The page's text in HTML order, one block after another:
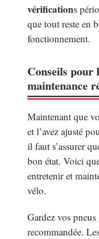
vérifications
que tout reste en
fonctionnement.
Conseils pour
maintenance
Maintenant que
et l’avez ajusté
il faut s’assurer
bon état. Voici
entretenir et
vélo.
Gardez vos
recommandée.